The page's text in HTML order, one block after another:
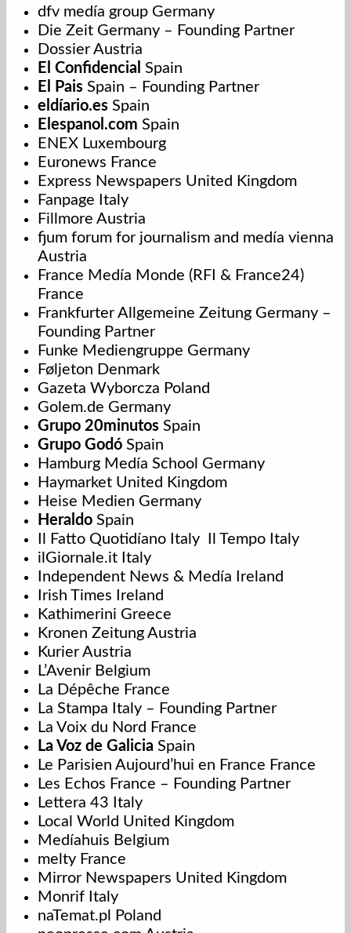
dfv medía group Germany
Die Zeit Germany – Founding Partner
Dossier Austria
El Confidencial Spain
El Pais Spain – Founding Partner
eldíario.es Spain
Elespanol.com Spain
ENEX Luxembourg
Euronews France
Express Newspapers United Kingdom
Fanpage Italy
Fillmore Austria
fjum forum for journalism and medía vienna
Austria
France Medía Monde (RFI & France24)
France
Frankfurter Allgemeine Zeitung Germany –
Founding Partner
Funke Mediengruppe Germany
Føljeton Denmark
Gazeta Wyborcza Poland
Golem.de Germany
Grupo 20minutos Spain
Grupo Godó Spain
Hamburg Medía School Germany
Haymarket United Kingdom
Heise Medien Germany
Heraldo Spain
Il Fatto Quotidíano Italy Il Tempo Italy
ilGiornale.it Italy
Independent News & Medía Ireland
Irish Times Ireland
Kathimerini Greece
Kronen Zeitung Austria
Kurier Austria
L’Avenir Belgium
La Dépêche France
La Stampa Italy – Founding Partner
La Voix du Nord France
La Voz de Galicia Spain
Le Parisien Aujourd’hui en France France
Les Echos France – Founding Partner
Lettera 43 Italy
Local World United Kingdom
Medíahuis Belgium
melty France
Mirror Newspapers United Kingdom
Monrif Italy
naTemat.pl Poland